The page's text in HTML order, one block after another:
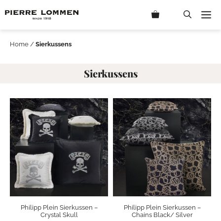
naar
Home / Sierkussens
Sierkussens
Philipp Plein Sierkussen –
Crystal Skull
Philipp Plein Sierkussen –
Chains Black/ Silver